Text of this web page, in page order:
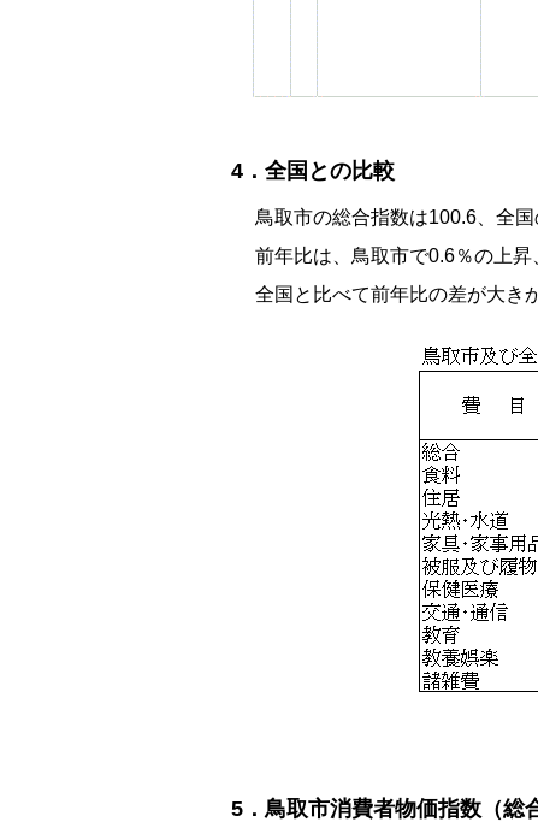
4．全国との比較
鳥取市の総合指数は100.6、全国
前年比は、鳥取市で0.6％の上昇
全国と比べて前年比の差が大き
5．鳥取市消費者物価指数（総